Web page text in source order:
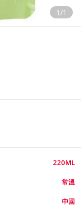
1/1
220ML
常溫
中國